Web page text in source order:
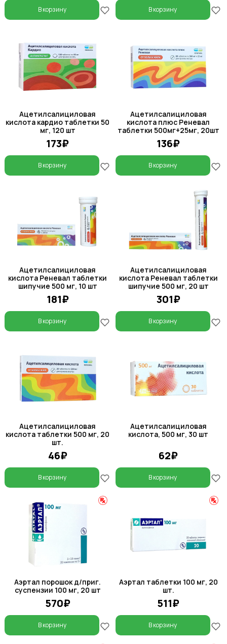
В корзину В корзину
Ацетилсалициловая
кислота кардио таблетки 50
мг, 120 шт
173₽
В корзину
Ацетилсалициловая
кислота плюс Реневал
таблетки 500мг+25мг, 20шт
136₽
В корзину
Ацетилсалициловая
кислота Реневал таблетки
шипучие 500 мг, 10 шт
181₽
В корзину
Ацетилсалициловая
кислота Реневал таблетки
шипучие 500 мг, 20 шт
301₽
В корзину
Ацетилсалициловая
кислота таблетки 500 мг, 20
шт.
46₽
В корзину
Ацетилсалициловая
кислота, 500 мг, 30 шт
62₽
В корзину
Аэртал порошок д/приг.
суспензии 100 мг, 20 шт
570₽
В корзину
Аэртал таблетки 100 мг, 20
шт.
511₽
В корзину